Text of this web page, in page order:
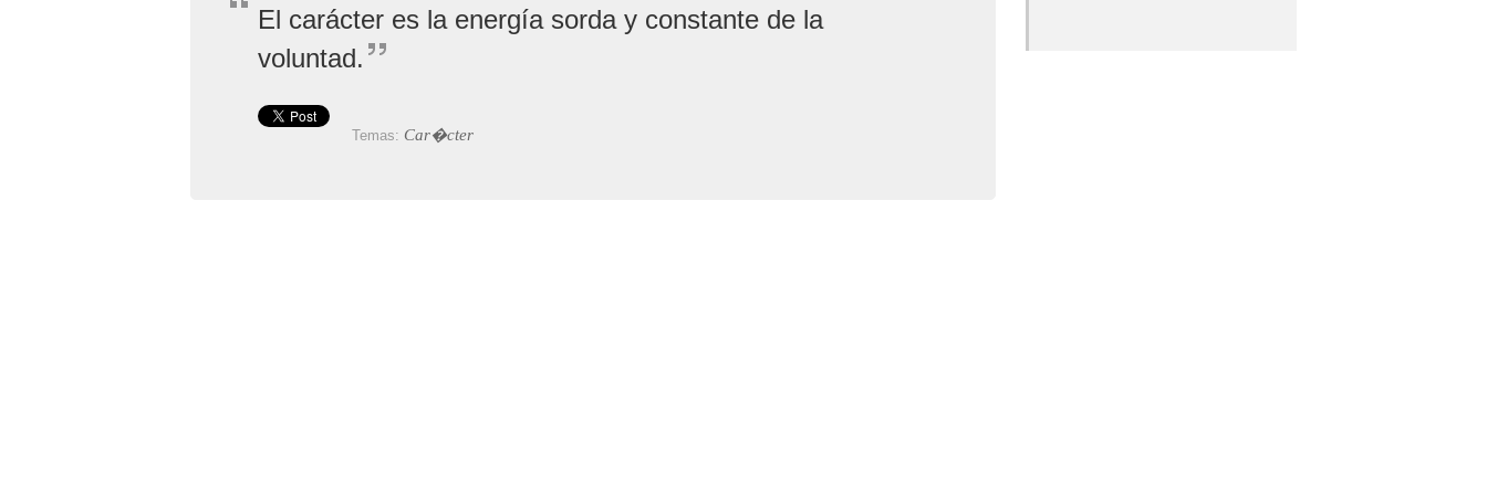
El carácter es la energía sorda y constante de la
voluntad.
Temas: Car�cter